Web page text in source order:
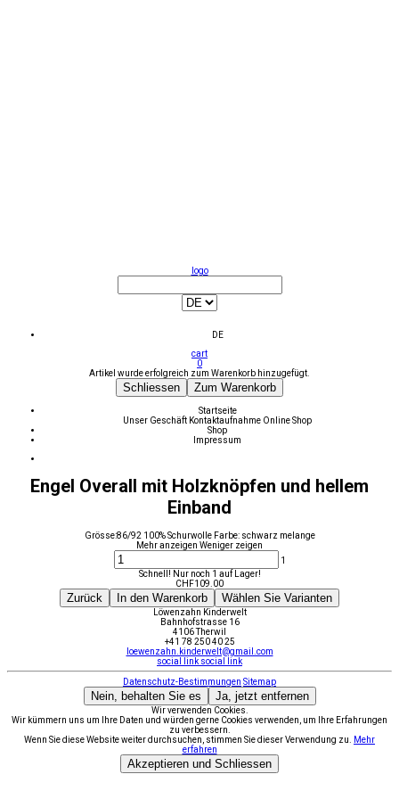
logo
DE
cart
0
Artikel wurde erfolgreich zum Warenkorb hinzugefügt.
Schliessen Zum Warenkorb
Startseite
Unser Geschäft Kontaktaufnahme Online Shop
Shop
Impressum
Engel Overall mit Holzknöpfen und hellem
Einband
Grösse:86/92 100% Schurwolle Farbe: schwarz melange
Mehr anzeigen Weniger zeigen
1
Schnell! Nur noch 1 auf Lager!
CHF109.00
Zurück In den Warenkorb Wählen Sie Varianten
Löwenzahn Kinderwelt
Bahnhofstrasse 16
4106 Therwil
+41 78 250 40 25
loewenzahn.kinderwelt@gmail.com
social link social link
Datenschutz-Bestimmungen Sitemap
Nein, behalten Sie es Ja, jetzt entfernen
Wir verwenden Cookies.
Wir kümmern uns um Ihre Daten und würden gerne Cookies verwenden, um Ihre Erfahrungen
zu verbessern.
Wenn Sie diese Website weiter durchsuchen, stimmen Sie dieser Verwendung zu.
Mehr
erfahren
Akzeptieren und Schliessen